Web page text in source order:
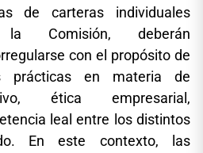
de carteras individuales
Comisión, deberán
con el propósito de
prácticas en materia de
ética empresarial,
leal entre los distintos
En este contexto, las